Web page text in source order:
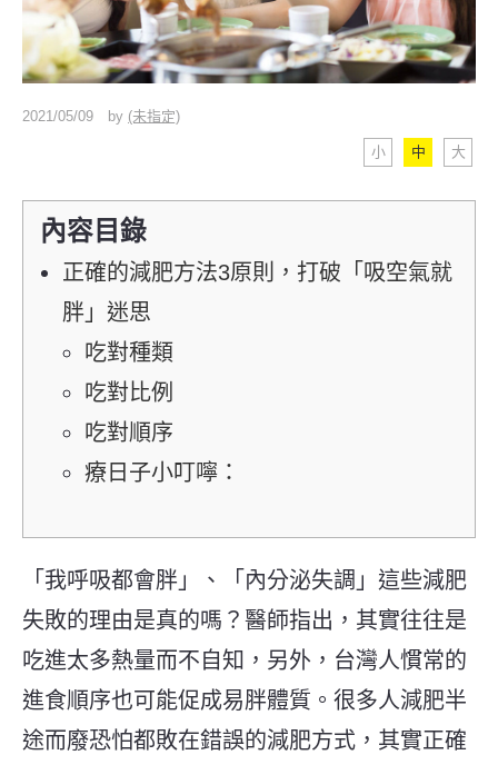
2021/05/09 by (未指定)
小 中 大
內容目錄
正確的減肥方法3原則，打破「吸空氣就
胖」迷思
吃對種類
吃對比例
吃對順序
療日子小叮嚀：
「我呼吸都會胖」、「內分泌失調」這些減肥
失敗的理由是真的嗎？醫師指出，其實往往是
吃進太多熱量而不自知，另外，台灣人慣常的
進食順序也可能促成易胖體質。很多人減肥半
途而廢恐怕都敗在錯誤的減肥方式，其實正確